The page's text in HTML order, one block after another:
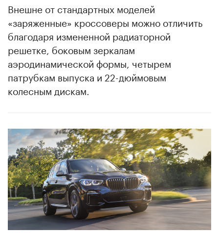
Внешне от стандартных моделей
«заряженные» кроссоверы можно отличить
благодаря измененной радиаторной
решетке, боковым зеркалам
аэродинамической формы, четырем
патрубкам выпуска и 22-дюймовым
колесным дискам.